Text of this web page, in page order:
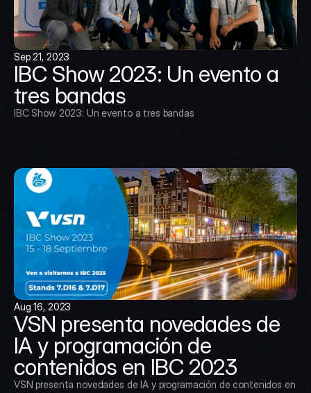
Sep 21, 2023
IBC Show 2023: Un evento a
tres bandas
IBC Show 2023: Un evento a tres bandas
Aug 16, 2023
VSN presenta novedades de
IA y programación de
contenidos en IBC 2023
VSN presenta novedades de IA y programación de contenidos en